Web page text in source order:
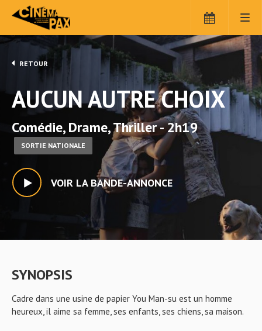
RETOUR
AUCUN AUTRE CHOIX
Comédie, Drame, Thriller - 2h19
SORTIE NATIONALE
VOIR LA BANDE-ANNONCE
SYNOPSIS
Cadre dans une usine de papier You Man-su est un homme
heureux, il aime sa femme, ses enfants, ses chiens, sa maison.